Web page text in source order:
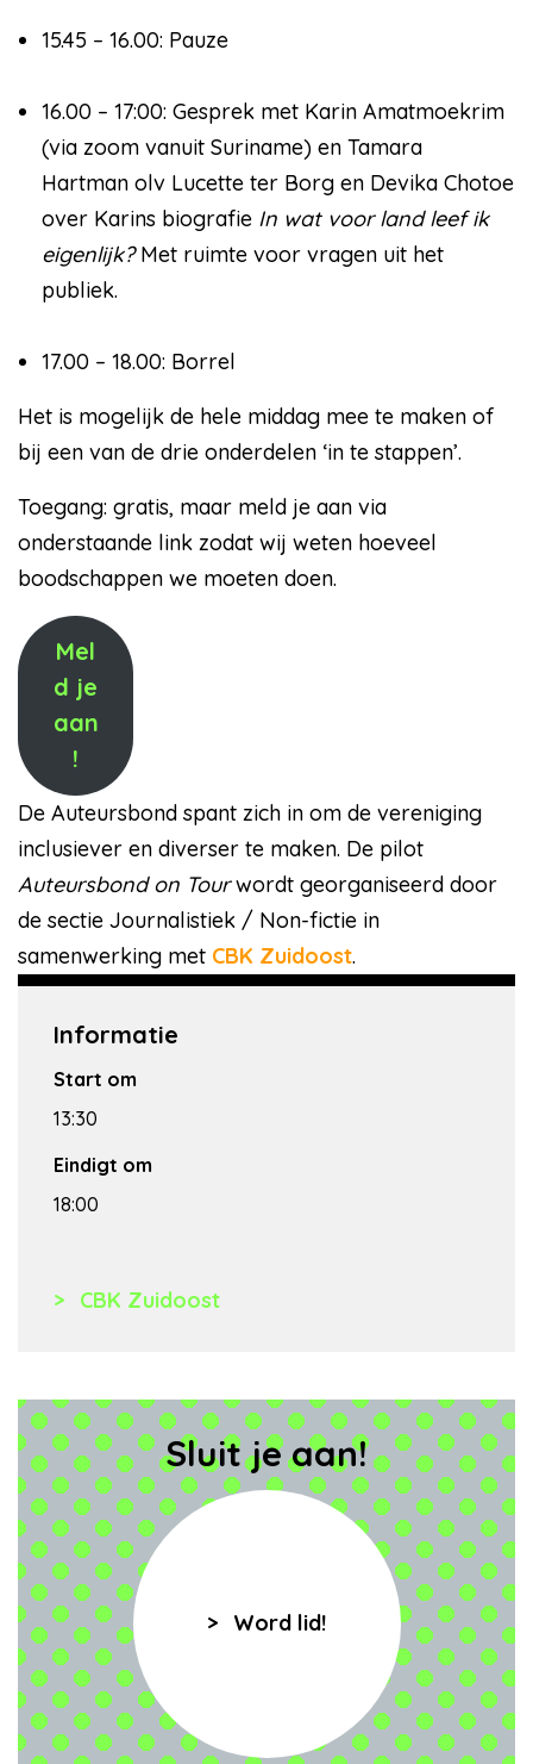
15.45 – 16.00: Pauze
16.00 – 17:00: Gesprek met Karin Amatmoekrim
(via zoom vanuit Suriname) en Tamara
Hartman olv Lucette ter Borg en Devika Chotoe
over Karins biografie In wat voor land leef ik
eigenlijk?Met ruimte voor vragen uit het
publiek.
17.00 – 18.00: Borrel
Het is mogelijk de hele middag mee te maken of
bij een van de drie onderdelen ‘in te stappen’.
Toegang: gratis, maar meld je aan via
onderstaande link zodat wij weten hoeveel
boodschappen we moeten doen.
Mel
d je
aan
!
De Auteursbond spant zich in om de vereniging
inclusiever en diverser te maken. De pilot
Auteursbond on Tourwordt georganiseerd door
de sectie Journalistiek / Non-fictie in
samenwerking met CBK Zuidoost.
Informatie
Start om
13:30
Eindigt om
18:00
CBK Zuidoost
Sluit je aan!
Word lid!